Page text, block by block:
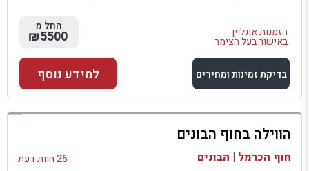
הזמנות אונליין
באישור בעל הצימר
החל מ
₪5500
בדיקת זמינות ומחירים
למתחם זה
בדיקת זמינות ומחירים
למידע נוסף
הווילה בחוף הבונים
חוף הכרמל | הבונים 26 חוות דעת